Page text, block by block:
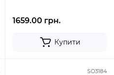
1659.00 грн.
Купити
SO3184